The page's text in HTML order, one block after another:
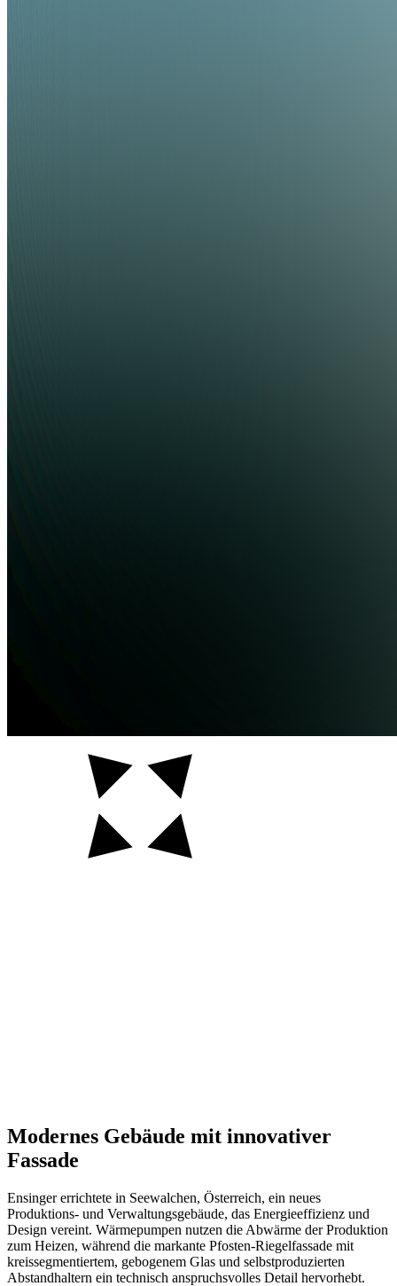
Modernes Gebäude mit innovativer
Fassade
Ensinger errichtete in Seewalchen, Österreich, ein neues
Produktions- und Verwaltungsgebäude, das Energieeffizienz und
Design vereint. Wärmepumpen nutzen die Abwärme der Produktion
zum Heizen, während die markante Pfosten-Riegelfassade mit
kreissegmentiertem, gebogenem Glas und selbstproduzierten
Abstandhaltern ein technisch anspruchsvolles Detail hervorhebt.